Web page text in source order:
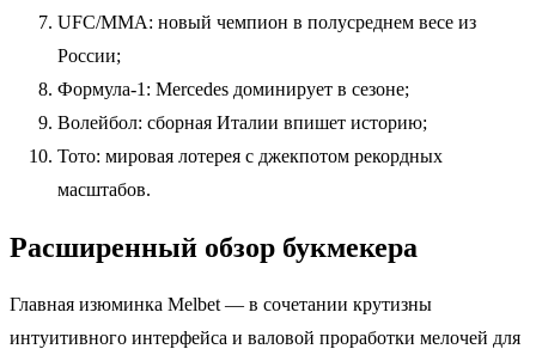
UFC/MMA: новый чемпион в полусреднем весе из
России;
Формула-1: Mercedes доминирует в сезоне;
Волейбол: сборная Италии впишет историю;
Тото: мировая лотерея с джекпотом рекордных
масштабов.
Расширенный обзор букмекера
Главная изюминка Melbet — в сочетании крутизны
интуитивного интерфейса и валовой проработки мелочей для